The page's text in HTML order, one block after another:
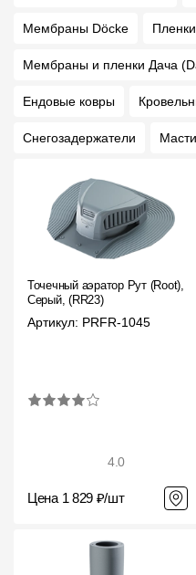
Мембраны Döcke
Мембраны и пленки Дача
Ендовые ковры
Снегозадержатели
Точечный аэратор Рут (Root),
Серый, (RR23)
Артикул: PRFR-1045
4.0
Цена 1 829 ₽/шт